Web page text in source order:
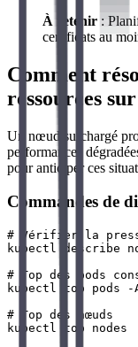
À retenir :
certificats au
Comment
ressources
Un nœud surchargé
performances
pour anticiper ces
Commandes de
# Vérifier la
kubectl describe
# Top des pods
kubectl top pods -
# Top des nœuds
kubectl top nodes